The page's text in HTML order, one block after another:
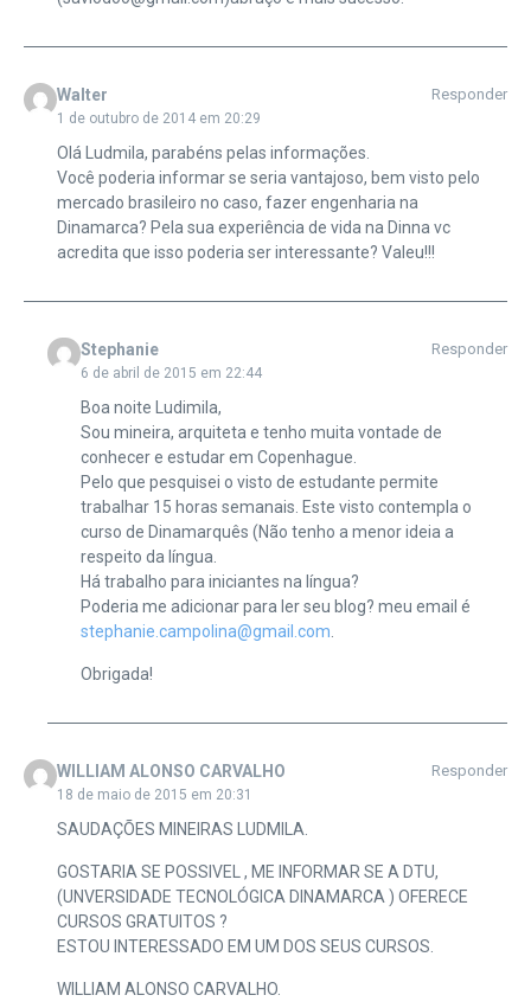
Walter
1 de outubro de 2014 em 20:29
Responder
Olá Ludmila, parabéns pelas informações.
Você poderia informar se seria vantajoso, bem visto pelo
mercado brasileiro no caso, fazer engenharia na
Dinamarca? Pela sua experiência de vida na Dinna vc
acredita que isso poderia ser interessante? Valeu!!!
Stephanie
6 de abril de 2015 em 22:44
Responder
Boa noite Ludimila,
Sou mineira, arquiteta e tenho muita vontade de
conhecer e estudar em Copenhague.
Pelo que pesquisei o visto de estudante permite
trabalhar 15 horas semanais. Este visto contempla o
curso de Dinamarquês (Não tenho a menor ideia a
respeito da língua.
Há trabalho para iniciantes na língua?
Poderia me adicionar para ler seu blog? meu email é
stephanie.campolina@gmail.com
Obrigada!
WILLIAM ALONSO CARVALHO
18 de maio de 2015 em 20:31
Responder
SAUDAÇÕES MINEIRAS LUDMILA.
GOSTARIA SE POSSIVEL , ME INFORMAR SE A DTU,
(UNVERSIDADE TECNOLÓGICA DINAMARCA ) OFERECE
CURSOS GRATUITOS ?
ESTOU INTERESSADO EM UM DOS SEUS CURSOS.
WILLIAM ALONSO CARVALHO.